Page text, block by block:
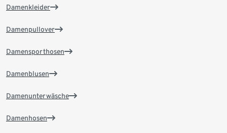
Damenkleider
Damenpullover
Damensporthosen
Damenblusen
Damenunterwäsche
Damenhosen